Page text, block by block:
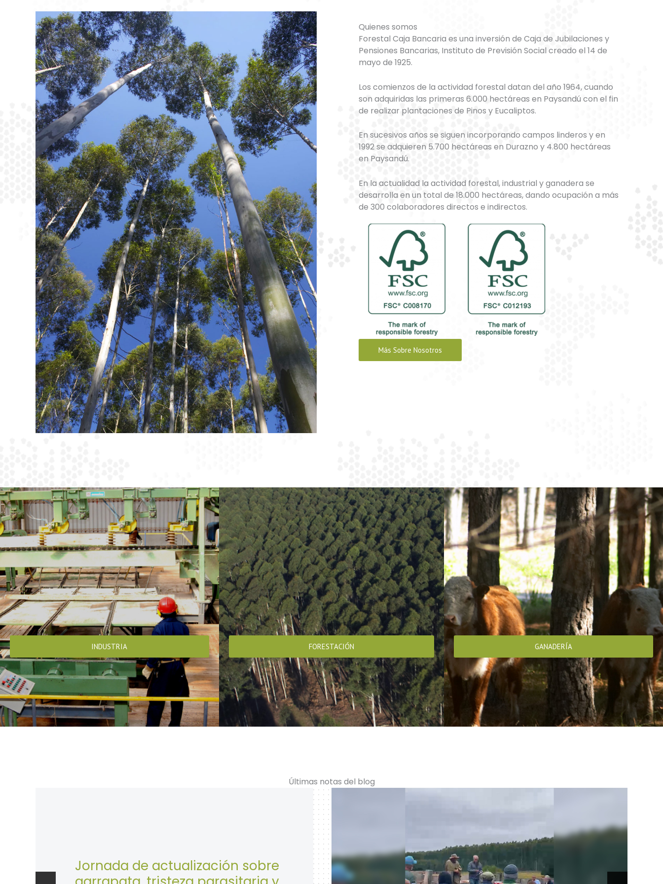
Quienes somos
Forestal Caja Bancaria es una inversión de Caja de Jubilaciones y
Pensiones Bancarias, Instituto de Previsión Social creado el 14 de
mayo de 1925.
Los comienzos de la actividad forestal datan del año 1964, cuando
son adquiridas las primeras 6.000 hectáreas en Paysandú con el fin
de realizar plantaciones de Pinos y Eucaliptos.
En sucesivos años se siguen incorporando campos linderos y en
1992 se adquieren 5.700 hectáreas en Durazno y 4.800 hectáreas
en Paysandú.
En la actualidad la actividad forestal, industrial y ganadera se
desarrolla en un total de 18.000 hectáreas, dando ocupación a más
de 300 colaboradores directos e indirectos.
Más Sobre Nosotros
INDUSTRIA FORESTACIÓN GANADERÍA
Últimas notas del blog
28 de Abril: Día Mundial de la